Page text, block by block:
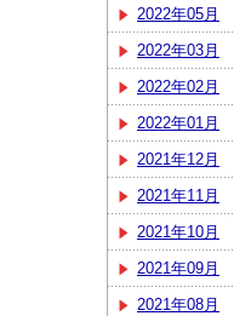
2022年05月
2022年03月
2022年02月
2022年01月
2021年12月
2021年11月
2021年10月
2021年09月
2021年08月